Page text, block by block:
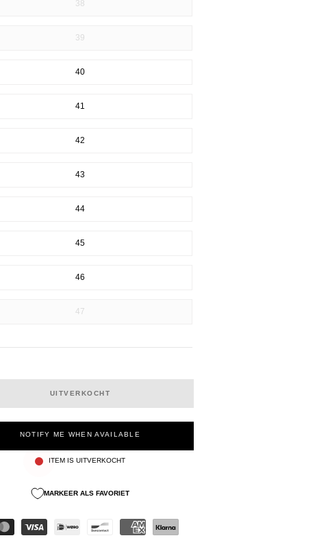
38
39
40
41
42
43
44
45
46
47
UITVERKOCHT
NOTIFY ME WHEN AVAILABLE
ITEM IS UITVERKOCHT
MARKEER ALS FAVORIET